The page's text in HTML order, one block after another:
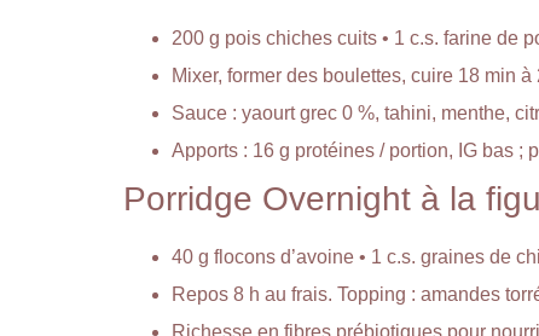
200 g pois chiches cuits • 1 c.s. farine de
Mixer, former des boulettes, cuire 18 min à
Sauce : yaourt grec 0 %, tahini, menthe,
Apports : 16 g protéines / portion, IG bas ;
Porridge Overnight à la
40 g flocons d’avoine • 1 c.s. graines de
Repos 8 h au frais. Topping : amandes
Richesse en fibres prébiotiques pour